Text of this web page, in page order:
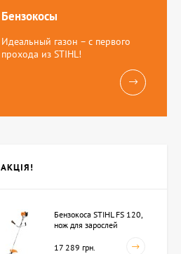
Бензокосы
Идеальный газон – с первого
прохода из STIHL!
АКЦІЯ!
Бензокоса STIHL FS 120,
нож для зарослей
17 289 грн.